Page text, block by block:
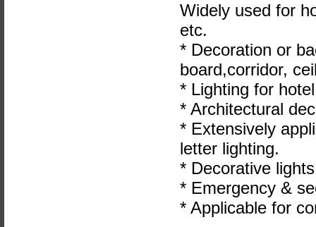
Widely used for
etc.
* Decoration or
board,corridor,
* Lighting for
* Architectural
* Extensively
letter lighting.
* Decorative
* Emergency &
* Applicable for